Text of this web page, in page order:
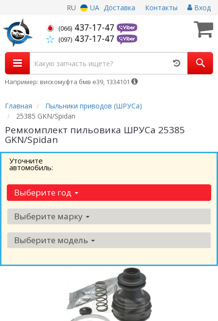
RU UA Доставка Контакты Вход
(066) 437-17-47
(097) 437-17-47
Например: вискомуфта бмв е39, 1334101
Главная
Пыльники приводов (ШРУСа)
25385 GKN/Spidan
Ремкомплект пильовика ШРУСа 25385
GKN/Spidan
Уточните
автомобиль:
Выберите год
Выберите марку
Выберите модель